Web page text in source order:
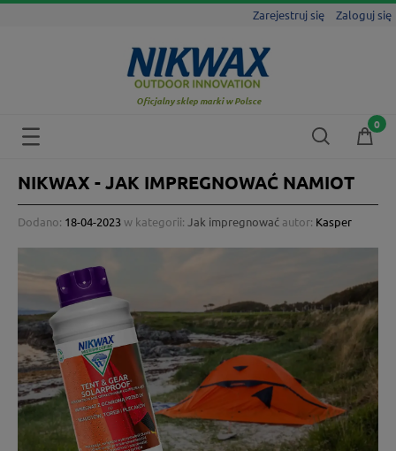
Zarejestruj się Zaloguj się
Oficjalny sklep marki w Polsce
NIKWAX - JAK IMPREGNOWAĆ NAMIOT
Dodano: 18-04-2023w kategorii: Jak impregnować autor: Kasper